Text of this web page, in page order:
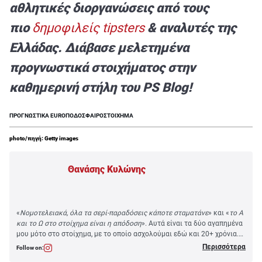
αθλητικές διοργανώσεις από τους
πιο δημοφιλείς tipsters& αναλυτές της
Ελλάδας. Διάβασε μελετημένα
προγνωστικά στοιχήματος στην
καθημερινή στήλη του PS Blog!
ΠΡΟΓΝΩΣΤΙΚΑ EUROΠΟΔΟΣΦΑΙΡΟΣΤΟΙΧΗΜΑ
photo/πηγή: Getty images
Θανάσης Κυλώνης
«Νομοτελειακά, όλα τα σερί-παραδόσεις κάποτε σταματάνε» και « το Α
και το Ω στο στοίχημα είναι η απόδοση». Αυτά είναι τα δύο αγαπημένα
μου μότο στο στοίχημα, με το οποίο ασχολούμαι εδώ και 20+ χρόνια.
Σαλονικιός γαρ, η μπάλα ήταν ανέκαθεν ο μεγάλος μου έρωτας, αλλά
Follow on: Περισσότερα